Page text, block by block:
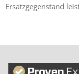
Ersatzgegenstand